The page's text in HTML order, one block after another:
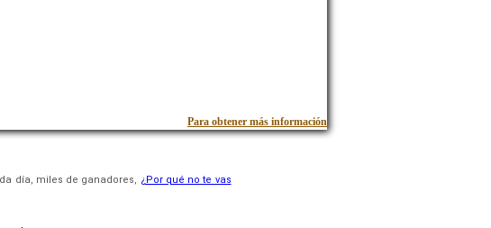
Para obtener más información
día, miles de ganadores, ¿Por qué no te vas